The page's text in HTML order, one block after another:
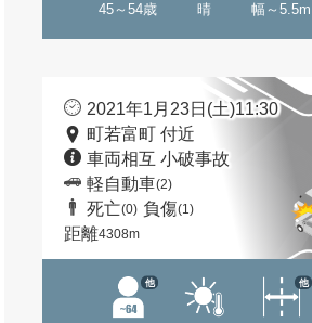
45～54歳 晴 幅～5.5m
2021年1月23日(土)11:30
町若富町 付近
車両相互 小破事故
軽自動車(2)
死亡(0) 負傷(1)
距離4308m
他 他